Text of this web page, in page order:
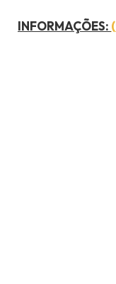
INFORMAÇÕES: